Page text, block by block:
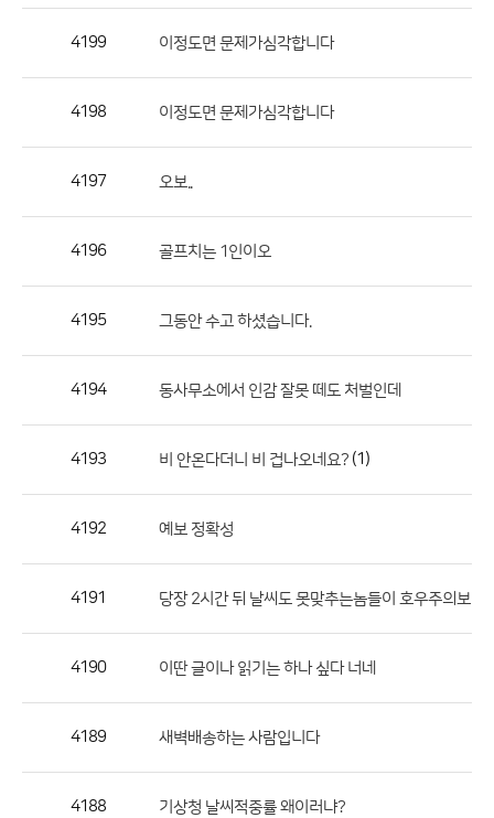
론
호,
록
공
4199 이정도면 문제가심각합니다
4198 이정도면 문제가심각합니다
4197 오보..
4196 골프치는 1인이오
4195 그동안 수고 하셨습니다.
4194 동사무소에서 인감 잘못 떼도 처벌인데
4193 비 안온다더니 비 겁나오네요? (1)
4192 예보 정확성
4191 당장 2시간 뒤 날씨도 못맞추는놈들이 호우주의보
4190 이딴 글이나 읽기는 하나 싶다 너네
4189 새벽배송하는 사람입니다
4188 기상청 날씨적중률 왜이러냐?